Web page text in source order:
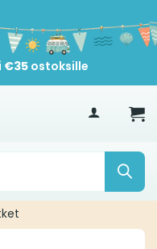
€35ostoksille